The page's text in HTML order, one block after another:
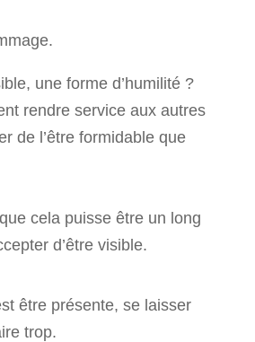
une forme d’humilité ?
rendre service aux autres
de l’être formidable que
cela puisse être un long
d’être visible.
être présente, se laisser
trop.